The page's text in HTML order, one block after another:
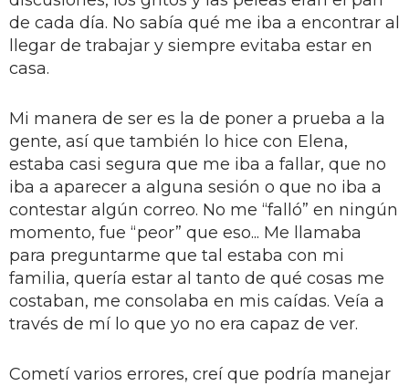
de cada día. No sabía qué me iba a encontrar al
llegar de trabajar y siempre evitaba estar en
casa.
Mi manera de ser es la de poner a prueba a la
gente, así que también lo hice con Elena,
estaba casi segura que me iba a fallar, que no
iba a aparecer a alguna sesión o que no iba a
contestar algún correo. No me “falló” en ningún
momento, fue “peor” que eso... Me llamaba
para preguntarme que tal estaba con mi
familia, quería estar al tanto de qué cosas me
costaban, me consolaba en mis caídas. Veía a
través de mí lo que yo no era capaz de ver.
Cometí varios errores, creí que podría manejar